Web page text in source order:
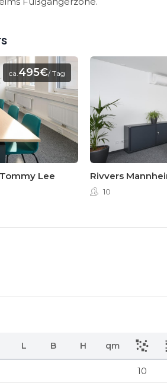
ca.495€/ Tag
Lee Rivvers
10
L B H qm
10